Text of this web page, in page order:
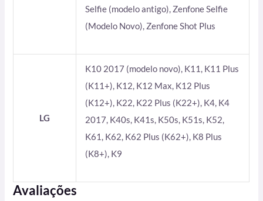
Selfie (modelo antigo), Zenfone Selfie
(Modelo Novo), Zenfone Shot Plus
LG
K10 2017 (modelo novo), K11, K11 Plus
(K11+), K12, K12 Max, K12 Plus
(K12+), K22, K22 Plus (K22+), K4, K4
2017, K40s, K41s, K50s, K51s, K52,
K61, K62, K62 Plus (K62+), K8 Plus
(K8+), K9
Avaliações